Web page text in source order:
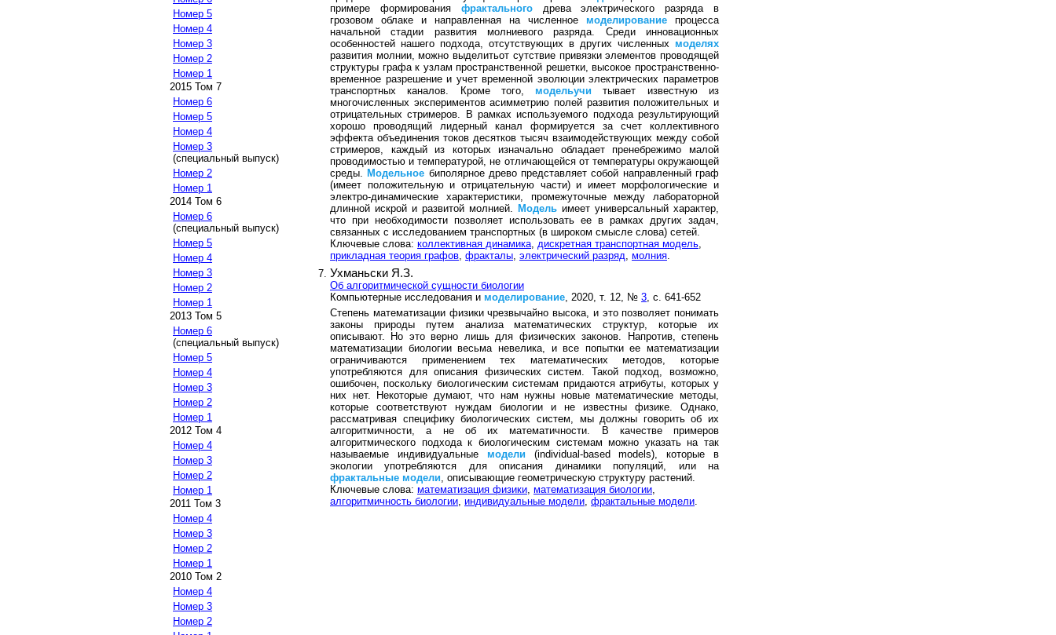
Номер 5
Номер 4
Номер 3
Номер 2
Номер 1
2015 Том 7
Номер 6
Номер 5
Номер 4
Номер 3
(специальный выпуск)
Номер 2
Номер 1
2014 Том 6
Номер 6
(специальный выпуск)
Номер 5
Номер 4
Номер 3
Номер 2
Номер 1
2013 Том 5
Номер 6
(специальный выпуск)
Номер 5
Номер 4
Номер 3
Номер 2
Номер 1
2012 Том 4
Номер 4
Номер 3
Номер 2
Номер 1
2011 Том 3
Номер 4
Номер 3
Номер 2
Номер 1
2010 Том 2
Номер 4
Номер 3
Номер 2
примере формирования фрактальногодрева электрического разряда в
грозовом облаке и направленная на численное моделирование процесса
начальной стадии развития молниевого разряда. Среди инновационных
особенностей нашего подхода, отсутствующих в других численных моделях
развития молнии, можно выделитьот сутствие привязки элементов проводящей
структуры графа к узлам пространственной решетки, высокое пространственно-
временное разрешение и учет временной эволюции электрических параметров
транспортных каналов. Кроме того, модельучи тывает известную из
многочисленных экспериментов асимметрию полей развития положительных и
отрицательных стримеров. В рамках используемого подхода результирующий
хорошо проводящий лидерный канал формируется за счет коллективного
эффекта объединения токов десятков тысяч взаимодействующих между собой
стримеров, каждый из которых изначально обладает пренебрежимо малой
проводимостью и температурой, не отличающейся от температуры окружающей
среды. Модельное биполярное древо представляет собой направленный граф
(имеет положительную и отрицательную части) и имеет морфологические и
электро-динамические характеристики, промежуточные между лабораторной
длинной искрой и развитой молнией. Модель имеет универсальный характер,
что при необходимости позволяет использовать ее в рамках других задач,
связанных с исследованием транспортных (в широком смысле слова) сетей.
Ключевые слова: коллективная динамика, дискретная транспортная модель,
прикладная теория графов, фракталы, электрический разряд, молния.
Ухманьски Я.З.
Об алгоритмической сущности биологии
Компьютерные исследования и моделирование , 2020, т. 12, № 3 , с. 641-652
Степень математизации физики чрезвычайно высока, и это позволяет понимать
законы природы путем анализа математических структур, которые их
описывают. Но это верно лишь для физических законов. Напротив, степень
математизации биологии весьма невелика, и все попытки ее математизации
ограничиваются применением тех математических методов, которые
употребляются для описания физических систем. Такой подход, возможно,
ошибочен, поскольку биологическим системам придаются атрибуты, которых у
них нет. Некоторые думают, что нам нужны новые математические методы,
которые соответствуют нуждам биологии и не известны физике. Однако,
рассматривая специфику биологических систем, мы должны говорить об их
алгоритмичности, а не об их математичности. В качестве примеров
алгоритмического подхода к биологическим системам можно указать на так
называемые индивидуальные модели (individual-based models), которые в
экологии употребляются для описания динамики популяций, или на
фрактальные модели , описывающие геометрическую структуру растений.
Ключевые слова: математизация физики математизация биологии
алгоритмичность биологии индивидуальные модели фрактальные модели